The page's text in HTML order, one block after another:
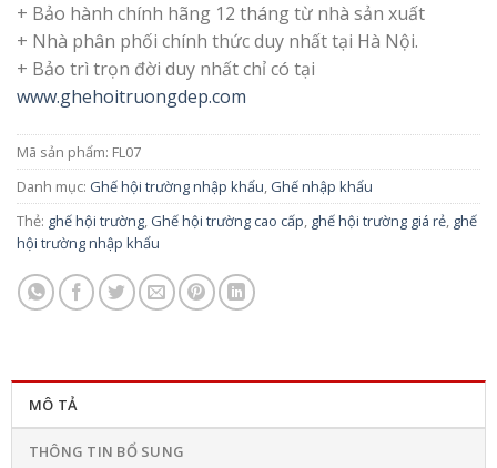
+ Bảo hành chính hãng 12 tháng từ nhà sản xuất
+ Nhà phân phối chính thức duy nhất tại Hà Nội.
+ Bảo trì trọn đời duy nhất chỉ có tại
www.ghehoitruongdep.com
Mã sản phẩm: FL07
Danh mục: Ghế hội trường nhập khẩu, Ghế nhập khẩu
Thẻ: ghế hội trường, Ghế hội trường cao cấp, ghế hội trường giá rẻ, ghế
hội trường nhập khẩu
MÔ TẢ
THÔNG TIN BỔ SUNG